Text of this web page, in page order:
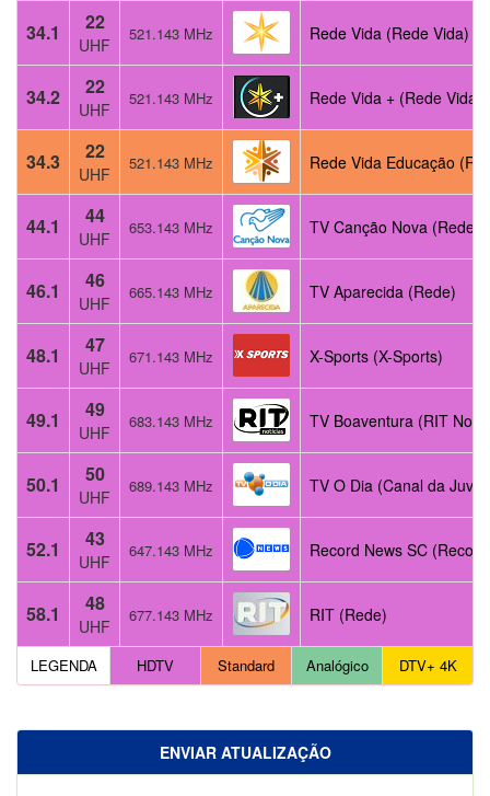
34.1 22
UHF
521.143 MHz Rede Vida (Rede Vida)
34.2 22
UHF
521.143 MHz Rede Vida + (Rede Vida)
34.3 22
UHF
521.143 MHz Rede Vida Educação
44.1 44
UHF
653.143 MHz TV Canção Nova (Rede)
46.1 46
UHF
665.143 MHz TV Aparecida (Rede)
48.1 47
UHF
671.143 MHz X-Sports (X-Sports)
49.1 49
UHF
683.143 MHz TV Boaventura (RIT
50.1 50
UHF
689.143 MHz TV O Dia (Canal da
52.1 43
UHF
647.143 MHz Record News SC
58.1 48
UHF
677.143 MHz RIT (Rede)
LEGENDA HDTV Standard Analógico DTV+ 4K
ENVIAR ATUALIZAÇÃO